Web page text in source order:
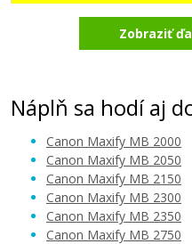
Kompatibilná náplň
Zobraziť
Náplň sa hodí aj
Canon Maxify MB 2000
Canon Maxify MB 2050
Canon Maxify MB 2150
Canon Maxify MB 2300
Canon Maxify MB 2350
Canon Maxify MB 2750